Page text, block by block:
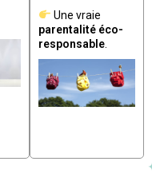
Une vraie
parentalité éco-
responsable